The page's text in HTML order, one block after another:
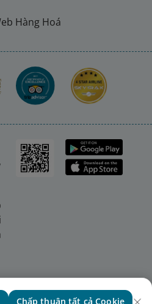
Hàng Hoá
Chấp thuận tất cả Cookie